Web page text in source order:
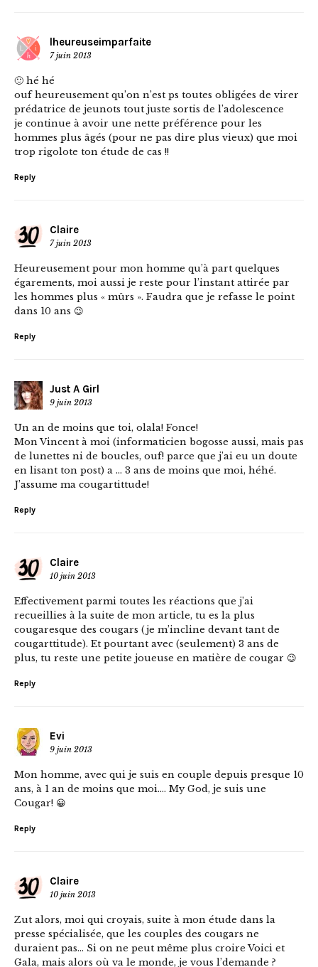
lheureuseimparfaite
7 juin 2013
🙂 hé hé
ouf heureusement qu’on n’est ps toutes obligées de virer
prédatrice de jeunots tout juste sortis de l’adolescence
je continue à avoir une nette préférence pour les
hommes plus âgés (pour ne pas dire plus vieux) que moi
trop rigolote ton étude de cas !!
Reply
Claire
7 juin 2013
Heureusement pour mon homme qu’à part quelques
égarements, moi aussi je reste pour l’instant attirée par
les hommes plus « mûrs ». Faudra que je refasse le point
dans 10 ans 😉
Reply
Just A Girl
9 juin 2013
Un an de moins que toi, olala! Fonce!
Mon Vincent à moi (informaticien bogosse aussi, mais pas
de lunettes ni de boucles, ouf! parce que j’ai eu un doute
en lisant ton post) a … 3 ans de moins que moi, héhé.
J’assume ma cougartittude!
Reply
Claire
10 juin 2013
Effectivement parmi toutes les réactions que j’ai
recueillies à la suite de mon article, tu es la plus
cougaresque des cougars (je m’incline devant tant de
cougarttitude). Et pourtant avec (seulement) 3 ans de
plus, tu reste une petite joueuse en matière de cougar 😉
Reply
Evi
9 juin 2013
Mon homme, avec qui je suis en couple depuis presque 10
ans, à 1 an de moins que moi…. My God, je suis une
Cougar! 😀
Reply
Claire
10 juin 2013
Zut alors, moi qui croyais, suite à mon étude dans la
presse spécialisée, que les couples des cougars ne
duraient pas… Si on ne peut même plus croire Voici et
Gala, mais alors où va le monde, je vous l’demande ?